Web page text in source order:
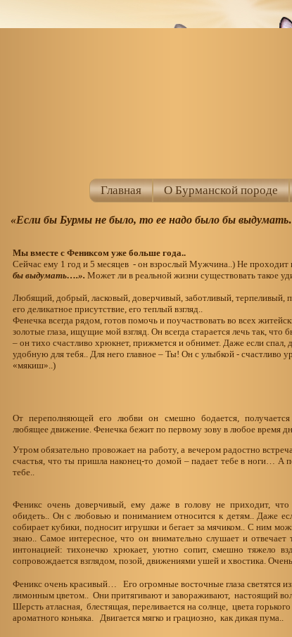
Главная О Бурманской породе
«Если бы Бурмы не было, то ее надо было бы
Мы вместе с Фениксом уже больше года..
Сейчас ему 1 год и 5 месяцев - он взрослый Мужчина..) Не проходит
бы выдумать….». Может ли в реальной жизни существовать такое
Любящий, добрый, ласковый, доверчивый, заботливый,
его деликатное присутствие, его теплый взгляд..
Фенечка всегда рядом, готов помочь и поучаствовать во всех
золотые глаза, ищущие мой взгляд. Он всегда старается лечь так,
– он тихо счастливо хрюкнет, прижмется и обнимет. Даже если
удобную для тебя.. Для него главное – Ты! Он с улыбкой -
«мякиш»..)
От переполняющей его любви он смешно бодается,
любящее движение. Фенечка бежит по первому зову в любое время
Утром обязательно провожает на работу, а вечером радостно
счастья, что ты пришла наконец-то домой – падает тебе в ноги… А
тебе..
Феникс очень доверчивый, ему даже в голову не приходит,
обидеть.. Он с любовью и пониманием относится к детям.. Даже
собирает кубики, подносит игрушки и бегает за мячиком.. С ним
знаю.. Самое интересное, что он внимательно слушает и
интонацией: тихонечко хрюкает, уютно сопит, смешно тяжело
сопровождается взглядом, позой, движениями ушей и хвостика.
Феникс очень красивый… Его огромные восточные глаза светятся
лимонным цветом.. Они притягивают и завораживают, настоящий
Шерсть атласная, блестящая, переливается на солнце, цвета
ароматного коньяка. Двигается мягко и грациозно, как дикая пума..